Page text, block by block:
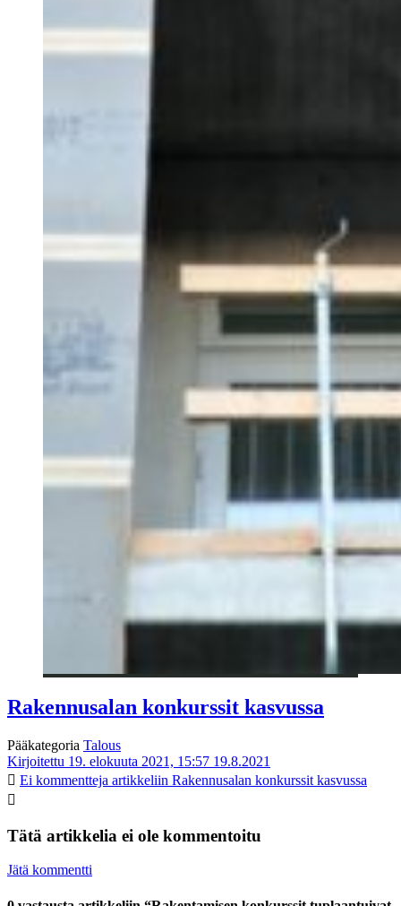
Rakennusalan konkurssit kasvussa
Pääkategoria Talous
Kirjoitettu 19. elokuuta 2021, 15:57 19.8.2021
Ei kommentteja artikkeliin Rakennusalan konkurssit kasvussa
Tätä artikkelia ei ole kommentoitu
Jätä kommentti